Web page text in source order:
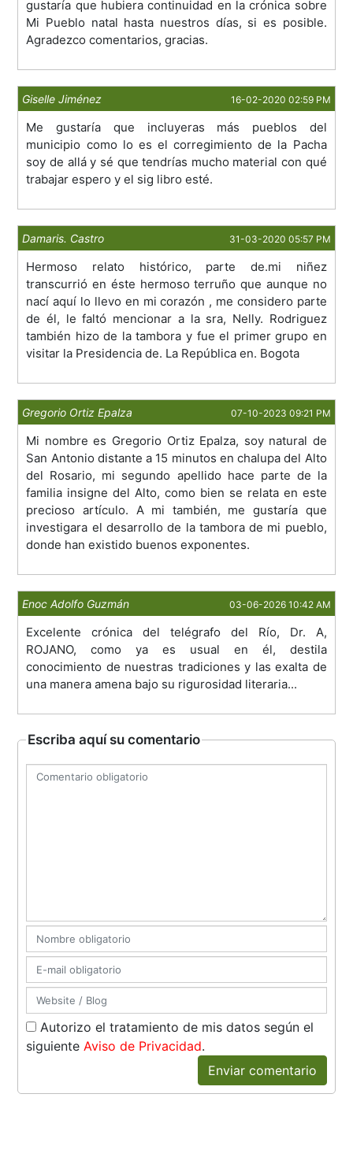
gustaría que hubiera continuidad en la crónica sobre
Mi Pueblo natal hasta nuestros días, si es posible.
Agradezco comentarios, gracias.
Giselle Jiménez 16-02-2020 02:59 PM
Me gustaría que incluyeras más pueblos del
municipio como lo es el corregimiento de la Pacha
soy de allá y sé que tendrías mucho material con qué
trabajar espero y el sig libro esté.
Damaris. Castro 31-03-2020 05:57 PM
Hermoso relato histórico, parte de.mi niñez
transcurrió en éste hermoso terruño que aunque no
nací aquí lo llevo en mi corazón , me considero parte
de él, le faltó mencionar a la sra, Nelly. Rodriguez
también hizo de la tambora y fue el primer grupo en
visitar la Presidencia de. La República en. Bogota
Gregorio Ortiz Epalza 07-10-2023 09:21 PM
Mi nombre es Gregorio Ortiz Epalza, soy natural de
San Antonio distante a 15 minutos en chalupa del Alto
del Rosario, mi segundo apellido hace parte de la
familia insigne del Alto, como bien se relata en este
precioso artículo. A mi también, me gustaría que
investigara el desarrollo de la tambora de mi pueblo,
donde han existido buenos exponentes.
Enoc Adolfo Guzmán 03-06-2026 10:42 AM
Excelente crónica del telégrafo del Río, Dr. A,
ROJANO, como ya es usual en él, destila
conocimiento de nuestras tradiciones y las exalta de
una manera amena bajo su rigurosidad literaria...
Escriba aquí su comentario
Autorizo el tratamiento de mis datos según el
siguiente Aviso de Privacidad.
Enviar comentario